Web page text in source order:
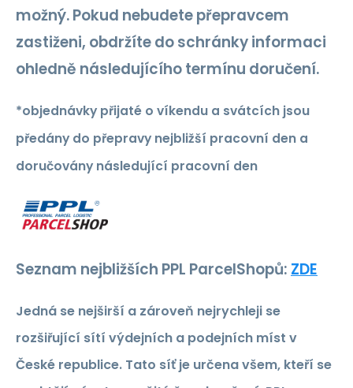
možný. Pokud nebudete přepravcem
zastiženi, obdržíte do schránky informaci
ohledně následujícího termínu doručení.
*objednávky přijaté o víkendu a svátcích jsou
předány do přepravy nejbližší pracovní den a
doručovány následující pracovní den
Seznam nejbližších PPL ParcelShopů: ZDE
Jedná se nejširší a zároveň nejrychleji se
rozšiřující sítí výdejních a podejních míst v
České republice. Tato síť je určena všem, kteří se